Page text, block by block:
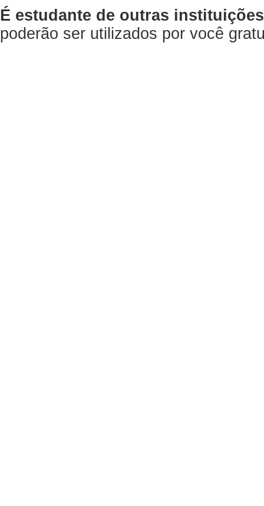
É estudante de outras
poderão ser utilizados por você